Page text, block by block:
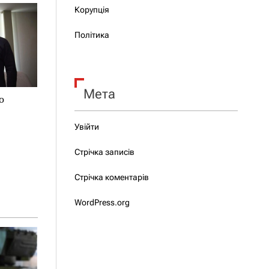
Корупція
Політика
Мета
Увійти
Стрічка записів
Стрічка коментарів
WordPress.org